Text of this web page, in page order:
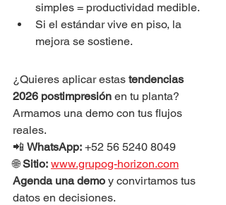
simples = productividad medible.
Si el estándar vive en piso, la
mejora se sostiene.
¿Quieres aplicar estas tendencias
2026 postimpresión en tu planta?
Armamos una demo con tus flujos
reales.
📲 WhatsApp: +52 56 5240 8049
🌐 Sitio: www.grupog-horizon.com
Agenda una demo y convirtamos tus
datos en decisiones.